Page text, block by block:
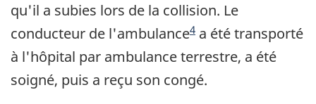
qu'il a subies lors de la collision. Le
conducteur de l'ambulance
Note de bas de page
4 a été transporté
à l'hôpital par ambulance terrestre, a été
soigné, puis a reçu son congé.